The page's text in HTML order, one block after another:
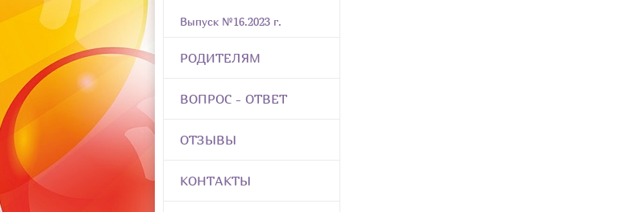
Выпуск №16.2023 г.
РОДИТЕЛЯМ
ВОПРОС - ОТВЕТ
ОТЗЫВЫ
КОНТАКТЫ